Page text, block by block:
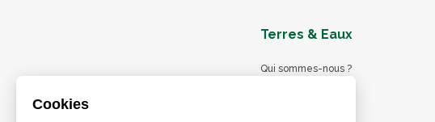
Cookies
Terres & Eaux
Qui sommes-nous ?